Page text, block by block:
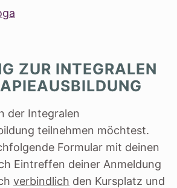
ZUR INTEGRALEN
der Integralen
teilnehmen möchtest.
Formular mit deinen
Eintreffen deiner Anmeldung
verbindlich den Kursplatz und